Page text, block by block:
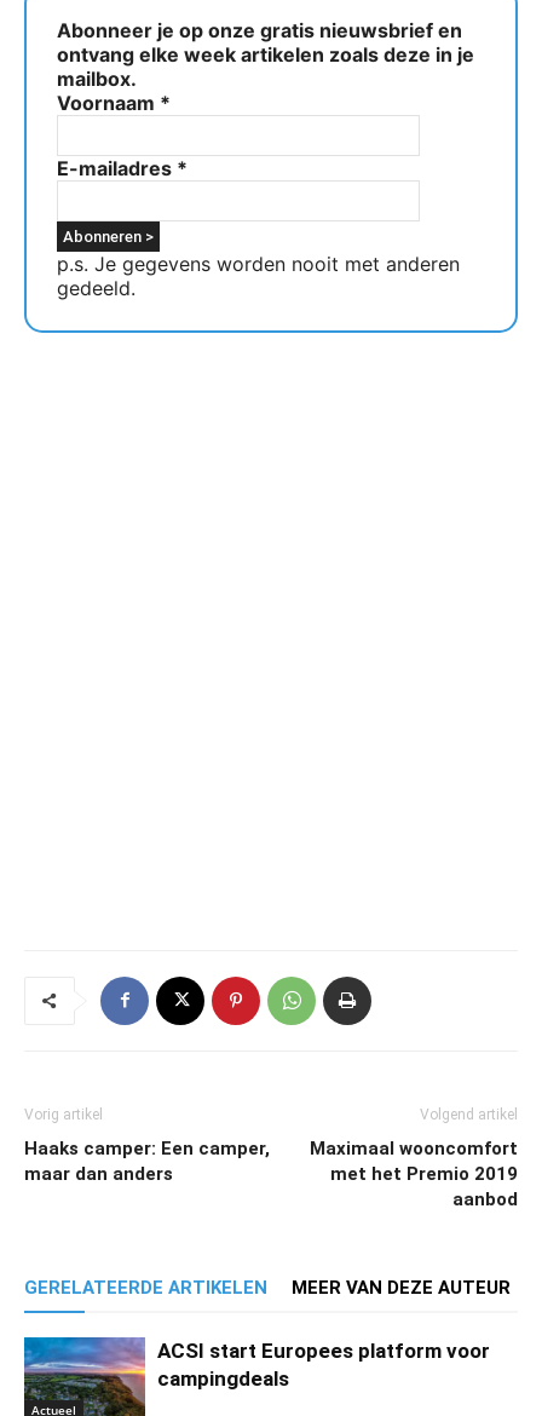
Abonneer je op onze gratis nieuwsbrief en
ontvang elke week artikelen zoals deze in je
mailbox.
Voornaam *
E-mailadres *
p.s. Je gegevens worden nooit met anderen
gedeeld.
Vorig artikel
Haaks camper: Een camper,
maar dan anders
Volgend artikel
Maximaal wooncomfort
met het Premio 2019
aanbod
GERELATEERDE ARTIKELEN MEER VAN DEZE AUTEUR
Actueel
ACSI start Europees platform voor
campingdeals